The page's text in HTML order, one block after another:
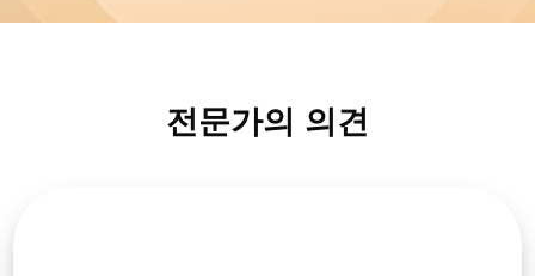
전문가의 의견